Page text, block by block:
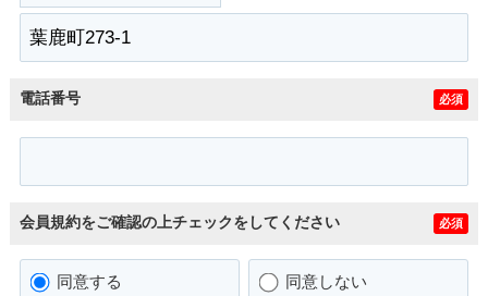
電話番号 必須
会員規約をご確認の上チェックをしてください 必須
同意する 同意しない